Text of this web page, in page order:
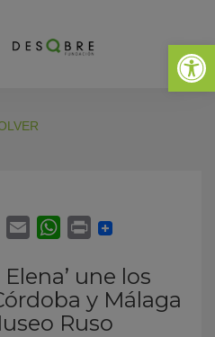
Abrir
une los
y Málaga
Ruso